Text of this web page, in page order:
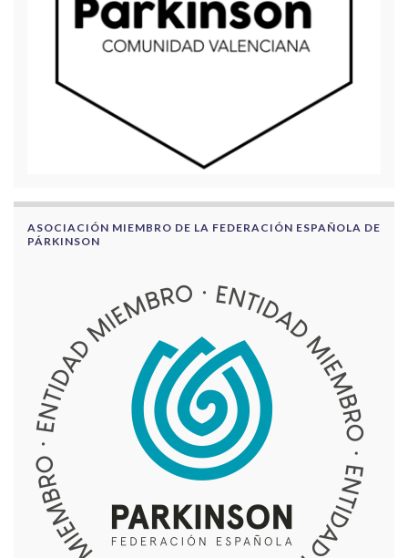
ASOCIACIÓN MIEMBRO DE LA FEDERACIÓN ESPAÑOLA DE
PÁRKINSON